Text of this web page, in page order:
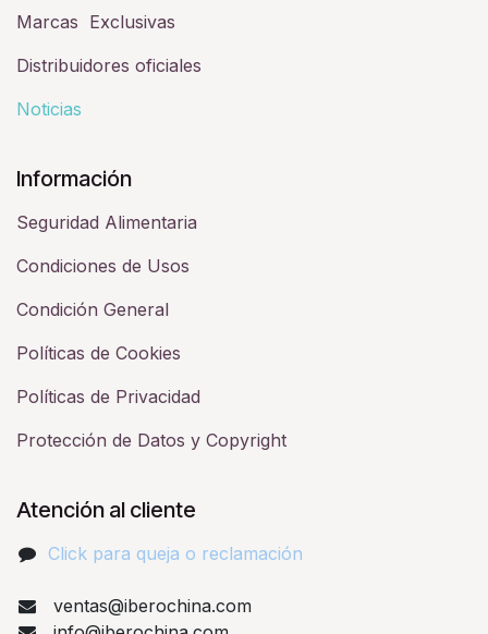
Marcas Exclusivas
Distribuidores oficiales
Noticias
Información
Seguridad Alimentaria
Condiciones de Usos
Condición General
Políticas de Cookies
Políticas de Privacidad
Protección de Datos y Copyright
Atención al cliente
Click para queja o reclamación​
ventas@iberochina.com